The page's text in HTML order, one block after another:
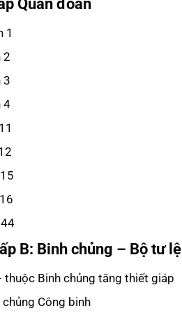
Quân đoàn
1
2
3
4
B: Binh chủng – Bộ tư
thuộc Binh chủng tăng thiết giáp
Công binh